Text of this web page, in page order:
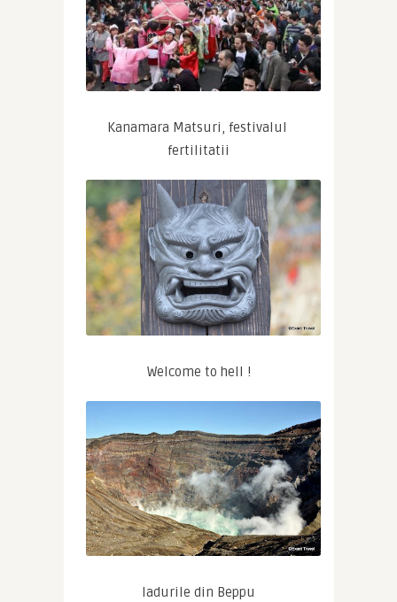
Kanamara Matsuri, festivalul
fertilitatii
Welcome to hell !
Iadurile din Beppu